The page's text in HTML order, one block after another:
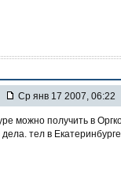
Ср янв 17 2007, 06:22
можно получить в
дела. тел в